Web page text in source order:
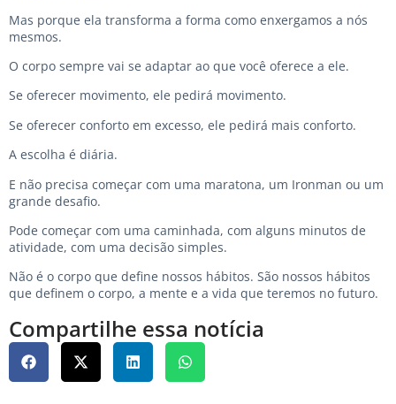
Mas porque ela transforma a forma como enxergamos a nós
mesmos.
O corpo sempre vai se adaptar ao que você oferece a ele.
Se oferecer movimento, ele pedirá movimento.
Se oferecer conforto em excesso, ele pedirá mais conforto.
A escolha é diária.
E não precisa começar com uma maratona, um Ironman ou um
grande desafio.
Pode começar com uma caminhada, com alguns minutos de
atividade, com uma decisão simples.
Não é o corpo que define nossos hábitos. São nossos hábitos
que definem o corpo, a mente e a vida que teremos no futuro.
Compartilhe essa notícia